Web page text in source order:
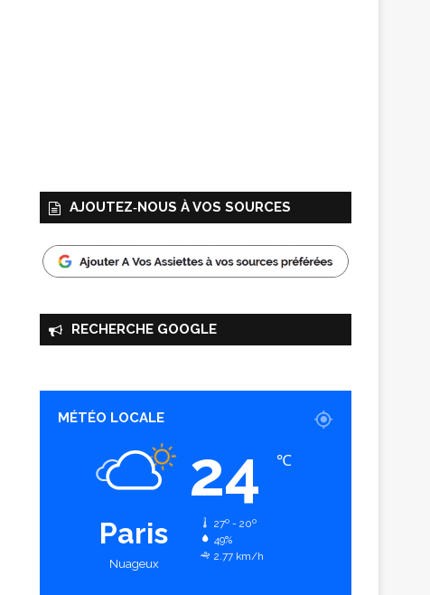
AJOUTEZ‑NOUS À VOS SOURCES
RECHERCHE GOOGLE
MÉTÉO LOCALE
Paris
Nuageux
24 ℃
27º - 20º
49%
2.77 km/h